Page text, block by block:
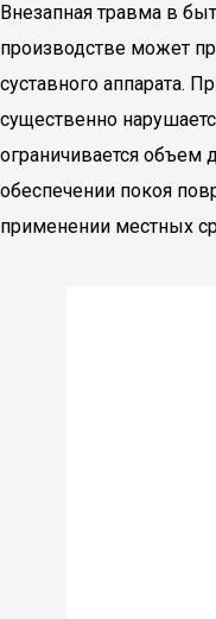
Внезапная травма в
производстве может
суставного аппарата.
существенно
ограничивается объем
обеспечении покоя
применении местных